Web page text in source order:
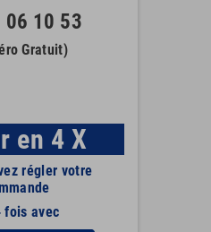
06 10 53
Gratuit)
en 4 X
régler votre
fois avec